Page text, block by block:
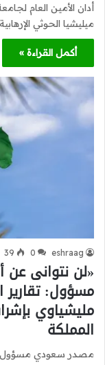
أدان الأمين العام
ميليشيا الحوثي
أكمل القراءة »
eshraag
0
39
«لن نتوانى
مسؤول: تقارير
مليشياوي
المملكة
مصدر سعودي مسؤول